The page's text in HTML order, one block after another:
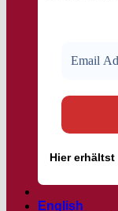
Hiererhältst
English